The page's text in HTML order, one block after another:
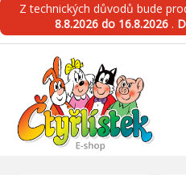
Z technických důvodů bude
8.8.2026 do 16.8.2026 .